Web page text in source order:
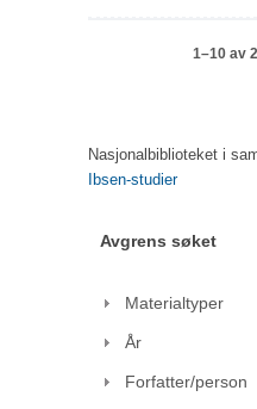
1–10 av
Nasjonalbiblioteket i
Ibsen-studier
Avgrens søket
Materialtyper
År
Forfatter/person